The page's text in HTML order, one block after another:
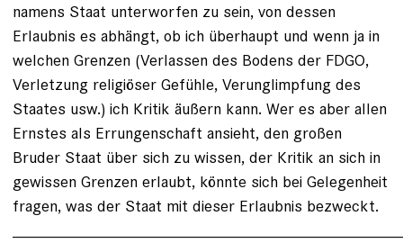
namens Staat unterworfen zu sein, von dessen
Erlaubnis es abhängt, ob ich überhaupt und wenn ja in
welchen Grenzen (Verlassen des Bodens der FDGO,
Verletzung religiöser Gefühle, Verunglimpfung des
Staates usw.) ich Kritik äußern kann. Wer es aber allen
Ernstes als Errungenschaft ansieht, den großen
Bruder Staat über sich zu wissen, der Kritik an sich in
gewissen Grenzen erlaubt, könnte sich bei Gelegenheit
fragen, was der Staat mit dieser Erlaubnis bezweckt.